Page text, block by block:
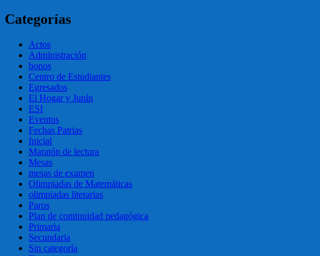
Categorías
Actos
Administración
bonos
Centro de Estudiantes
Egresados
El Hogar y Junín
ESI
Eventos
Fechas Patrias
Inicial
Maratón de lectura
Mesas
mesas de examen
Olimpiadas de Matemáticas
olimpiadas literarias
Paros
Plan de continuidad pedagógica
Primaria
Secundaria
Sin categoría